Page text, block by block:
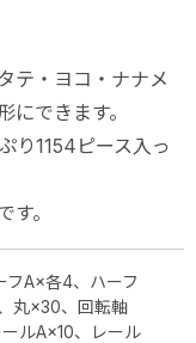
テ・ヨコ・ナナメ
できます。
り1154ピース入っ
。
A×各4、ハーフ
丸×30、回転軸
ルA×10、レール